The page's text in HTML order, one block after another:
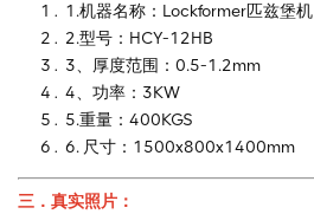
1.机器名称：Lockformer匹兹堡机
2.型号：HCY-12HB
3、厚度范围：0.5-1.2mm
4、功率：3KW
5.重量：400KGS
6. 尺寸：1500x800x1400mm
三．真实照片：